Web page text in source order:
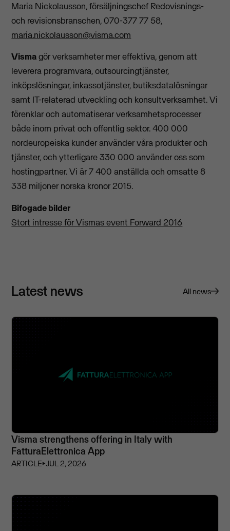
Maria Nickolausson, försäljningschef Redovisnings-
och revisionsbranschen, 070-377 77 58,
maria.nickolausson@visma.com
Vismagör verksamheter mer effektiva, genom att
leverera programvara, outsourcingtjänster,
inköpslösningar, inkassotjänster, butiksdatalösningar
samt IT-relaterad utveckling och konsultverksamhet. Vi
förenklar och automatiserar verksamhetsprocesser
både inom privat och offentlig sektor. 400 000
nordeuropeiska kunder använder våra produkter och
tjänster, och ytterligare 330 000 använder oss som
hostingpartner. Vi är 7 400 anställda och omsatte 8
338 miljoner norska kronor 2015.
Bifogade bilder
Stort intresse för Vismas event Forward 2016
Latest news All news
Visma strengthens offering in Italy with
FatturaElettronica App
ARTICLE⏵JUL 2, 2026